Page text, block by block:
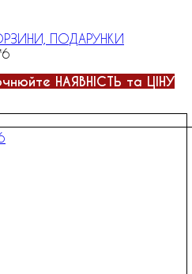
ПОДАРУНКИ
НАЯВНІСТЬ та ЦІНУ